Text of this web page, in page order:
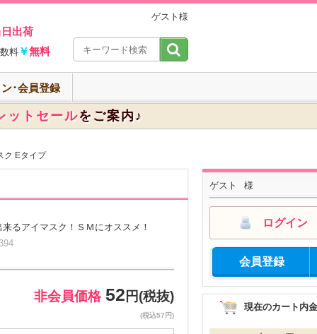
ゲスト様
出荷
料 ￥無料
･会員登録
ットセールをご案内♪
ク Eタイプ
ゲスト 様
ログイン
会員登録
現在のカート内
るアイマスク！ＳＭにオススメ！
非会員価格 52 円(税抜)
(税込57円)